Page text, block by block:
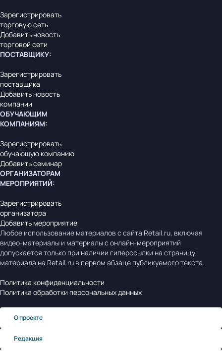
Зарегистрировать
торговую сеть
Добавить новость
торговой сети
ПОСТАВЩИКУ:
Зарегистрировать
поставщика
Добавить новость
компании
ОБУЧАЮЩИМ
КОМПАНИЯМ:
Зарегистрировать
обучающую компанию
Добавить семинар
ОРГАНИЗАТОРАМ
МЕРОПРИЯТИЙ:
Зарегистрировать
организатора
Добавить мероприятие
Любое использование материалов с сайта Retail.ru, включая
видео-материалы и материалы с онлайн-мероприятий
допускается только при наличии гиперссылки на страницу
материала на Retail.ru в первом абзаце публикуемого текста.
Политика конфиденциальности
Политика обработки персональных данных
О проекте
Редакция